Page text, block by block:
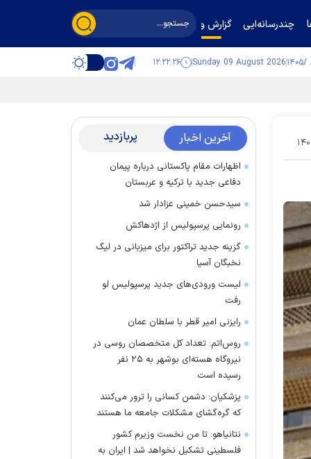
چندرسانه‌ایی گزارش و گفت‌وگو
Sunday 09 August 2026 ۱۲:۲۲:۲۷
۲۹ آخرین اخبار پربازدید
اظهارات مقام پاکستانی درباره پیمان
دفاعی جدید با ترکیه و عربستان
سیدحسن خمینی عزادار شد
رونمایی پرسپولیس از اژدهاکش
گزینه جدید تراکتور برای میزبانی در لیگ
نخبگان آسیا
لیست ورودی‌های جدید پرسپولیس لو
رفت
رایزنی امیر قطر با سلطان عمان
روس‌اتم: تعداد کل متخصصان روسی در
نیروگاه هسته‌ای بوشهر به ۲۵ نفر
رسیده است
پزشکیان: دشمن کسانی را ترور می‌کنند
که گره‌گشای مشکلات جامعه ما هستند
نتانیاهو: تا من نخست وزیرم کشور
فلسطینی تشکیل نخواهد شد | ایران به